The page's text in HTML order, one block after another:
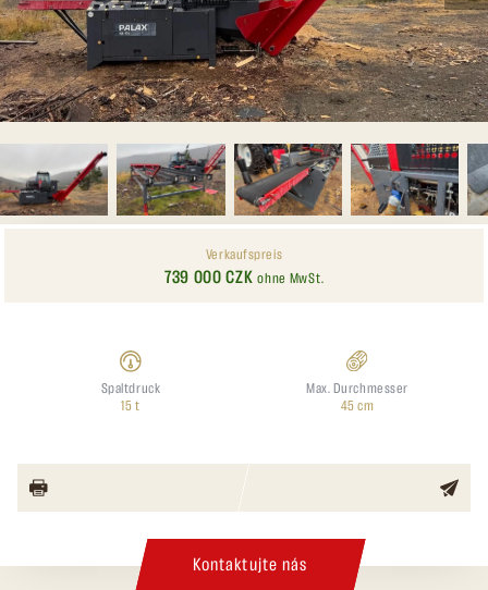
Verkaufspreis
739 000 CZKohne MwSt.
Spaltdruck
15 t
Max. Durchmesser
45 cm
Kontaktujte nás